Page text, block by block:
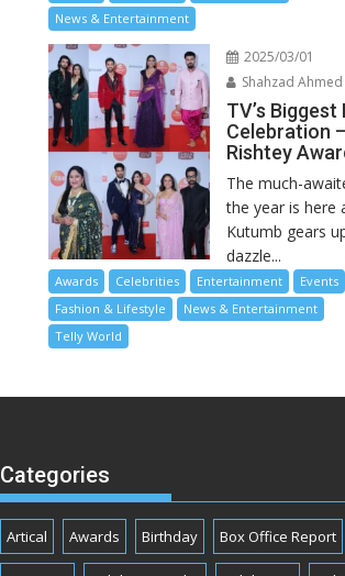
News & Entertainment
2025/03/01
Shahzad Ahmed
TV’s Biggest
Celebration
Rishtey
The much-
the year is here
Kutumb gears
dazzle...
Awards Celebrities Entertainment
Events
Fashion & Lifestyle
News & Entertainment
Telly World
Categories
Artical Awards Birthday Box Office Report